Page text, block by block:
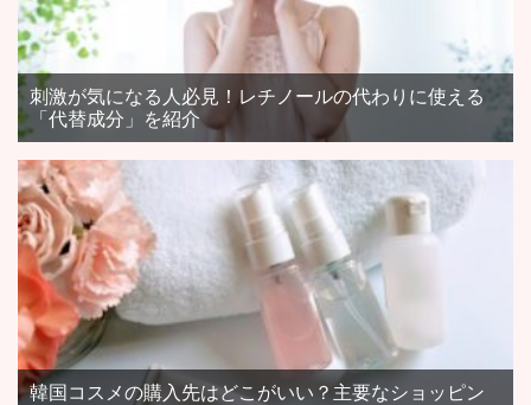
刺激が気になる人必見！レチノールの代わりに使える
「代替成分」を紹介
韓国コスメの購入先はどこがいい？主要なショッピン